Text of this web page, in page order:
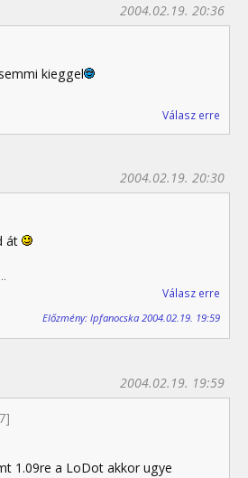
2004.02.19. 20:36
kieggel
Válasz erre
2004.02.19. 20:30
át
Válasz erre
Előzmény: lpfanocska 2004.02.19. 19:59
2004.02.19. 19:59
1.09re a LoDot akkor ugye